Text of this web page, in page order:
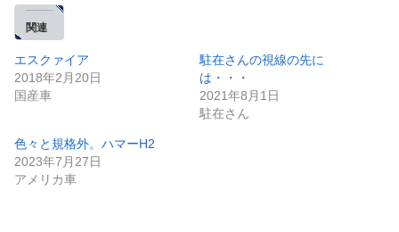
関連
エスクァイア
2018年2月20日
国産車
駐在さんの視線の先に
は・・・
2021年8月1日
駐在さん
色々と規格外。ハマーH2
2023年7月27日
アメリカ車